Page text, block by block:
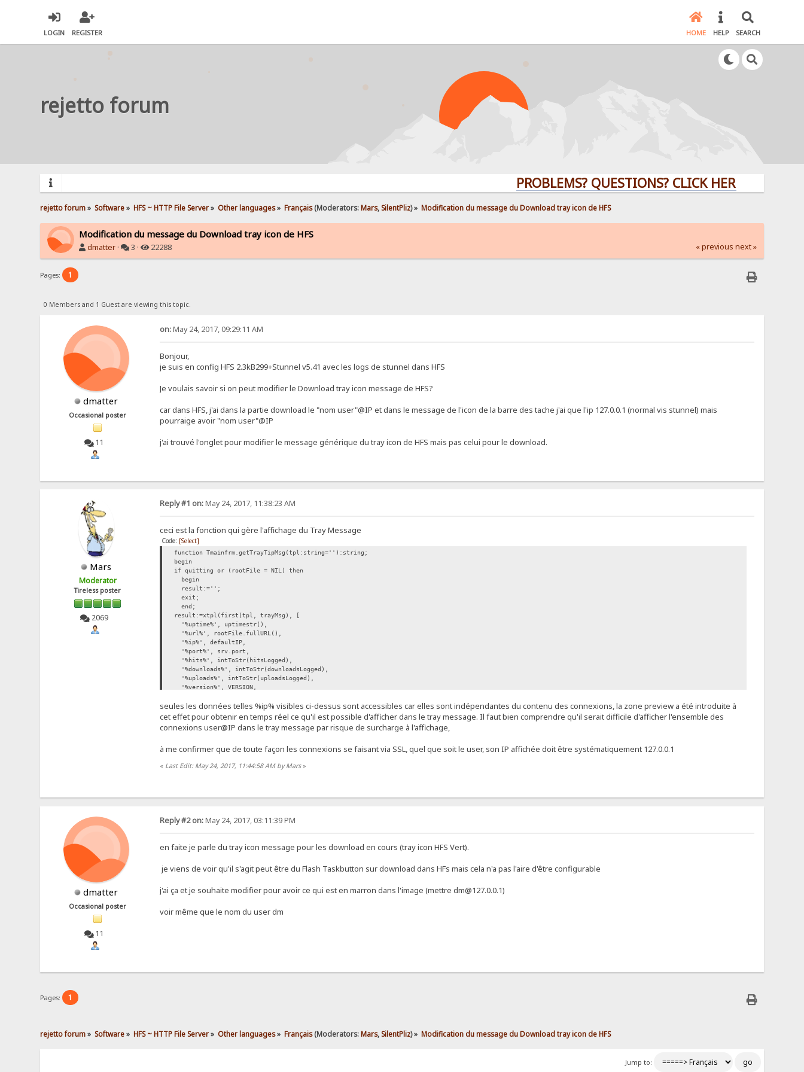
LOGIN REGISTER HOME HELP SEARCH
rejetto forum
PROBLEMS? QUESTIONS? CLICK HERE!
rejetto forum» Software» HFS ~ HTTP File Server» Other languages» Français(Moderators:Mars,SilentPliz) » Modification du message du Download tray icon de HFS
Modification du message du Download tray icon de HFS
dmatter · 3 · 22288 « previous next »
Pages: 1
0 Members and 1 Guest are viewing this topic.
dmatter
Occasional poster
11
on:May 24, 2017, 09:29:11 AM
Bonjour,
je suis en config HFS 2.3kB299+Stunnel v5.41 avec les logs de stunnel dans HFS
Je voulais savoir si on peut modifier le Download tray icon message de HFS?
car dans HFS, j'ai dans la partie download le "nom user"@IP et dans le message de l'icon de la barre des tache j'ai que l'ip 127.0.0.1 (normal vis stunnel) mais
pourraige avoir "nom user"@IP
j'ai trouvé l'onglet pour modifier le message générique du tray icon de HFS mais pas celui pour le download.
Mars
Moderator
Tireless poster
2069
Reply #1 on:May 24, 2017, 11:38:23 AM
ceci est la fonction qui gère l'affichage du Tray Message
Code: [Select]
function Tmainfrm.getTrayTipMsg(tpl:string=''):string;
begin
if quitting or (rootFile = NIL) then
begin
result:='';
exit;
end;
result:=xtpl(first(tpl, trayMsg), [
'%uptime%', uptimestr(),
'%url%', rootFile.fullURL(),
'%ip%', defaultIP,
'%port%', srv.port,
'%hits%', intToStr(hitsLogged),
'%downloads%', intToStr(downloadsLogged),
'%uploads%', intToStr(uploadsLogged),
'%version%', VERSION,
]);
end; // getTrayTipMsg
seules les données telles %ip% visibles ci-dessus sont accessibles car elles sont indépendantes du contenu des connexions, la zone preview a été introduite à
cet effet pour obtenir en temps réel ce qu'il est possible d'afficher dans le tray message. Il faut bien comprendre qu'il serait difficile d'afficher l'ensemble des
connexions user@IP dans le tray message par risque de surcharge à l'affichage,
à me confirmer que de toute façon les connexions se faisant via SSL, quel que soit le user, son IP affichée doit être systématiquement 127.0.0.1
« Last Edit: May 24, 2017, 11:44:58 AM by Mars»
dmatter
Occasional poster
11
Reply #2 on:May 24, 2017, 03:11:39 PM
en faite je parle du tray icon message pour les download en cours (tray icon HFS Vert).
je viens de voir qu'il s'agit peut être du Flash Taskbutton sur download dans HFs mais cela n'a pas l'aire d'être configurable
j'ai ça et je souhaite modifier pour avoir ce qui est en marron dans l'image (mettre dm@127.0.0.1)
voir même que le nom du user dm
Pages: 1
rejetto forum» Software» HFS ~ HTTP File Server» Other languages» Français(Moderators:Mars,SilentPliz) » Modification du message du Download tray icon de HFS
Jump to: